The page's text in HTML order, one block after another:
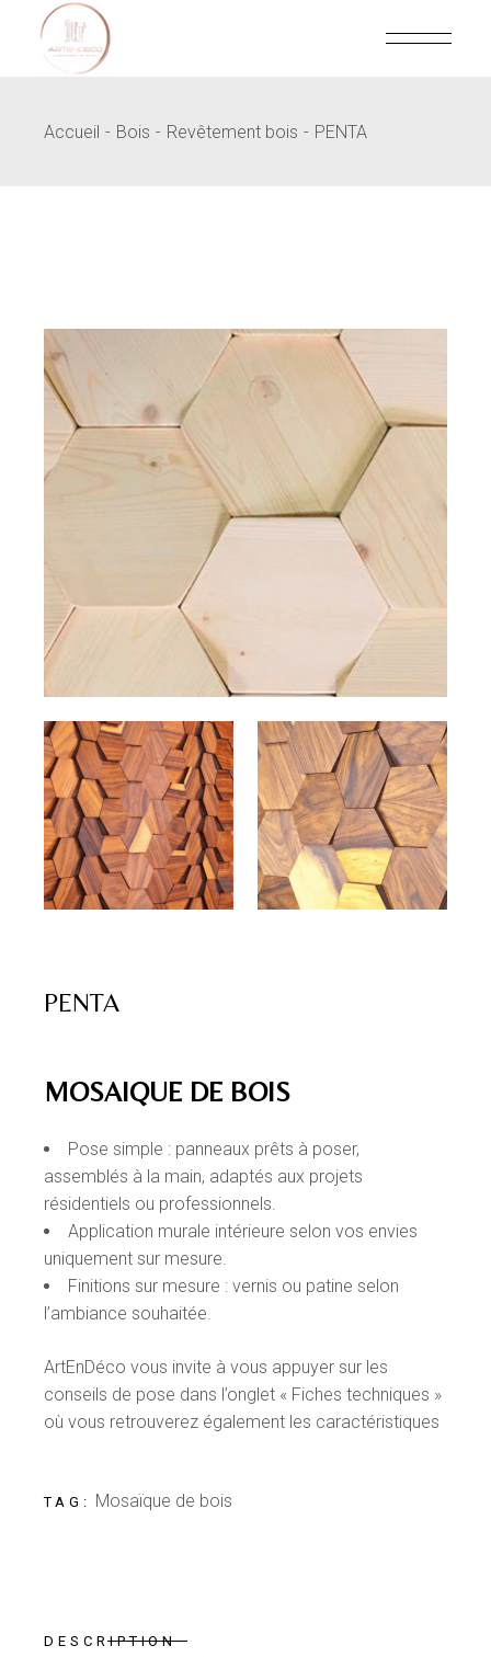
content
Accueil Bois Revêtement bois PENTA
PENTA
MOSAIQUE DE BOIS
Pose simple : panneaux prêts à poser,
assemblés à la main, adaptés aux projets
résidentiels ou professionnels.
Application murale intérieure selon vos envies
uniquement sur mesure.
Finitions sur mesure : vernis ou patine selon
l’ambiance souhaitée.
ArtEnDéco vous invite à vous appuyer sur les
conseils de pose dans l’onglet « Fiches techniques »
où vous retrouverez également les caractéristiques
TAG: Mosaïque de bois
DESCRIPTION